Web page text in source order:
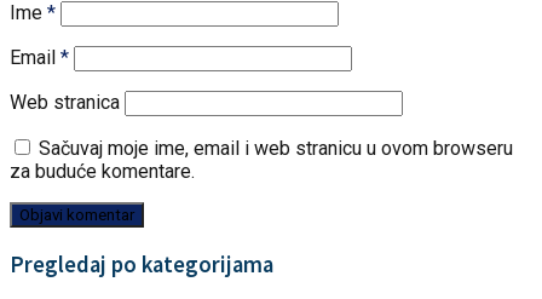
Ime *
Email *
Web stranica
Sačuvaj moje ime, email i web stranicu u ovom browseru
za buduće komentare.
Pregledaj po kategorijama